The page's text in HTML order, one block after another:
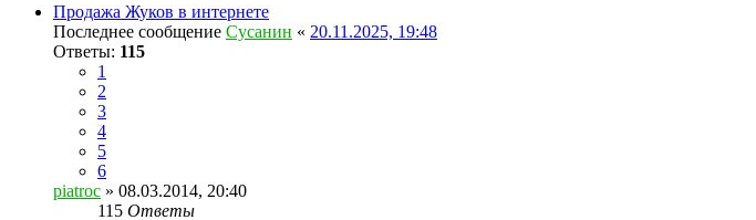
Продажа Жуков в интернете
Последнее сообщение Сусанин « 20.11.2025, 19:48
Ответы: 115
1
2
3
4
5
6
piatroc » 08.03.2014, 20:40
115 Ответы